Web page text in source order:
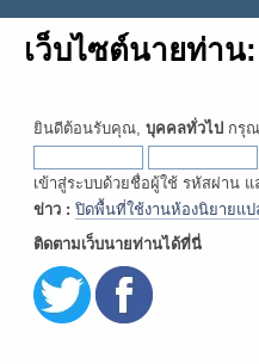
เว็บไซต์นายท่า
ยินดีต้อนรับคุณ, บุคคลทั่วไป กรุ
เข้าสู่ระบบด้วยชื่อผู้ใช้ รหัสผ่าน แ
ข่าว : ปิดพื้นที่ใช้งานห้องนิยายแป
ติดตามเว็บนายท่านได้ที่นี่